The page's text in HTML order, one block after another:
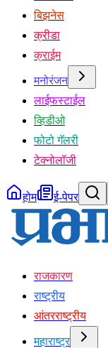
बिझनेस
क्रीडा
क्राईम
मनोरंजन
लाईफस्टाईल
व्हिडीओ
फोटो गॅलरी
टेक्नोलॉजी
होम ई-पेपर
राजकारण
राष्ट्रीय
आंतरराष्ट्रीय
महाराष्ट्र